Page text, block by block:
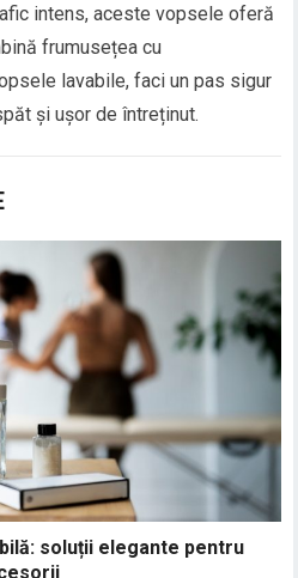
intens, aceste vopsele oferă
frumusețea cu
lavabile, faci un pas sigur
și ușor de întreținut.
soluții elegante pentru